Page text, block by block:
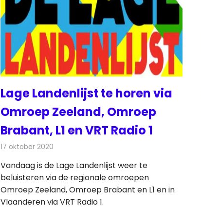
Lage Landenlijst te horen via
Omroep Zeeland, Omroep
Brabant, L1 en VRT Radio 1
17 oktober 2020
Vandaag is de Lage Landenlijst weer te
beluisteren via de regionale omroepen
Omroep Zeeland, Omroep Brabant en L1 en in
Vlaanderen via VRT Radio 1.